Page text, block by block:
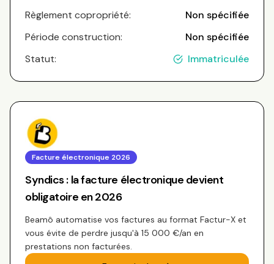
Règlement copropriété:
Non spécifiée
Période construction:
Non spécifiée
Statut:
Immatriculée
Facture électronique 2026
Syndics : la facture électronique devient
obligatoire en 2026
Beamô automatise vos factures au format Factur-X et
vous évite de perdre jusqu'à 15 000 €/an en
prestations non facturées.